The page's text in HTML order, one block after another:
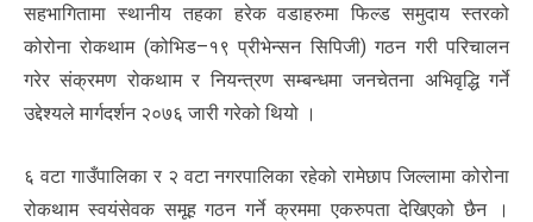
सहभागितामा स्थानीय तहका हरेक वडाहरुमा फिल्ड समुदाय स्तरको
कोरोना रोकथाम (कोभिड–१९ प्रीभेन्सन सिपिजी) गठन गरी परिचालन
गरेर संक्रमण रोकथाम र नियन्त्रण सम्बन्धमा जनचेतना अभिवृद्धि गर्ने
उद्देश्यले मार्गदर्शन २०७६ जारी गरेको थियो ।
६ वटा गाउँपालिका र २ वटा नगरपालिका रहेको रामेछाप जिल्लामा कोरोना
रोकथाम स्वयंसेवक समूह गठन गर्ने क्रममा एकरुपता देखिएको छैन ।